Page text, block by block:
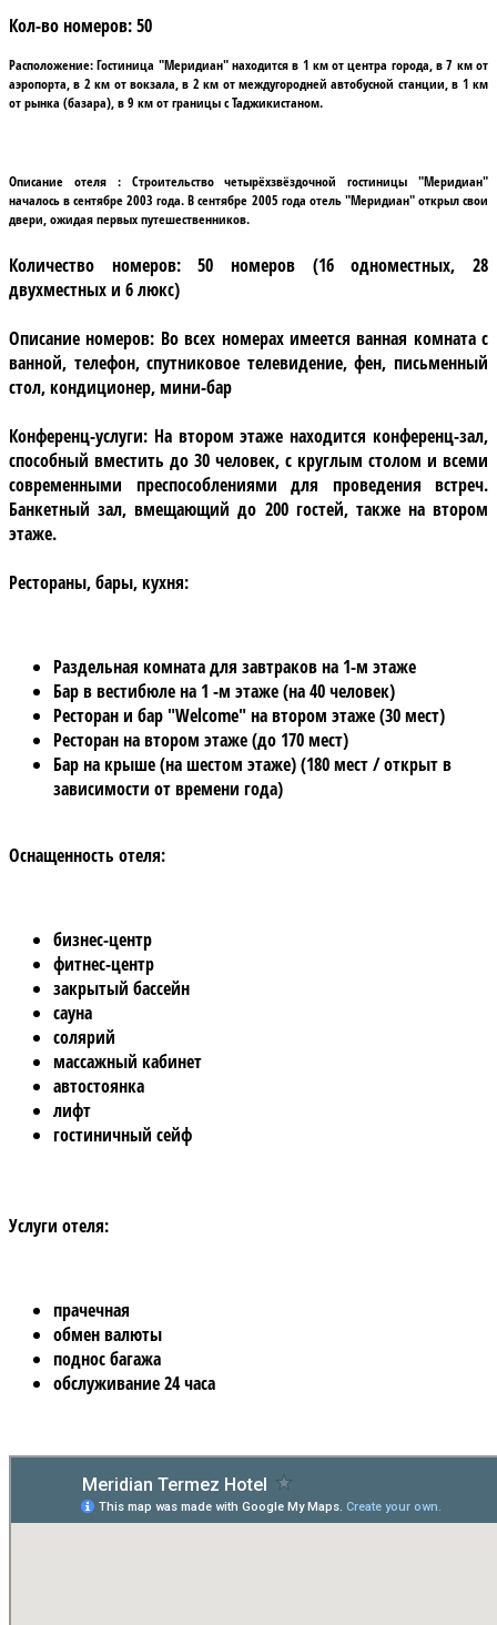
Кол-во номеров:50
Расположение:Гостиница "Меридиан" находится в 1 км от центра города, в 7 км от
аэропорта, в 2 км от вокзала, в 2 км от междугородней автобусной станции, в 1 км
от рынка (базара), в 9 км от границы с Таджикистаном.
Описание отеля :Строительство четырёхзвёздочной гостиницы"Меридиан"
началось в сентябре 2003 года. В сентябре 2005 года отель"Меридиан"открыл свои
двери, ожидая первых путешественников.
Количество номеров:50 номеров (16 одноместных, 28
двухместных и 6 люкс)
Описание номеров: Во всех номерах имеется ванная комната с
ванной, телефон, спутниковое телевидение, фен, письменный
стол, кондиционер, мини-бар
Конференц-услуги: На втором этаже находится конференц-зал,
способный вместить до 30 человек, с круглым столом и всеми
современными преспособлениями для проведения встреч.
Банкетный зал, вмещающий до 200 гостей, также на втором
этаже.
Рестораны, бары, кухня:
Раздельная комната для завтраков на 1-м этаже
Бар в вестибюле на 1 -м этаже (на 40 человек)
Ресторан и бар "Welcome" на втором этаже (30 мест)
Ресторан на втором этаже (до 170 мест)
Бар на крыше (на шестом этаже) (180 мест / открыт в
зависимости от времени года)
Оснащенность отеля:
бизнес-центр
фитнес-центр
закрытый бассейн
сауна
солярий
массажный кабинет
автостоянка
лифт
гостиничный сейф
Услуги отеля:
прачечная
обмен валюты
поднос багажа
обслуживание 24 часа